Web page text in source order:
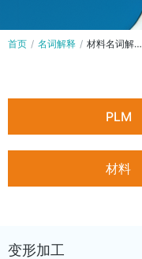
您在这里：
首页 名词解释 材料名词解…
PLM
材料
变形加工